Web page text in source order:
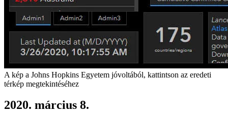
A kép a Johns Hopkins Egyetem jóvoltából, kattintson az eredeti
térkép megtekintéséhez
2020. március 8.